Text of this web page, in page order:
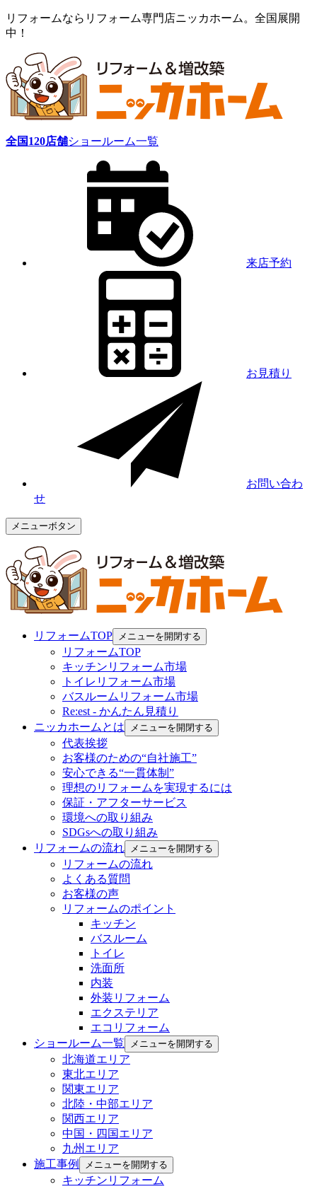
リフォームならリフォーム専門店ニッカホーム。全国展開
中！
全国120店舗ショールーム一覧
来店予約
お見積り
お問い合わ
せ
メニューボタン
リフォームTOP メニューを開閉する
リフォームTOP
キッチンリフォーム市場
トイレリフォーム市場
バスルームリフォーム市場
Re:est - かんたん見積り
ニッカホームとは
メニューを開閉する
代表挨拶
お客様のための“自社施工”
安心できる“一貫体制”
理想のリフォームを実現するには
保証・アフターサービス
環境への取り組み
SDGsへの取り組み
リフォームの流れ
メニューを開閉する
リフォームの流れ
よくある質問
お客様の声
リフォームのポイント
キッチン
バスルーム
トイレ
洗面所
内装
外装リフォーム
エクステリア
エコリフォーム
ショールーム一覧
メニューを開閉する
北海道エリア
東北エリア
関東エリア
北陸・中部エリア
関西エリア
中国・四国エリア
九州エリア
施工事例
メニューを開閉する
キッチンリフォーム